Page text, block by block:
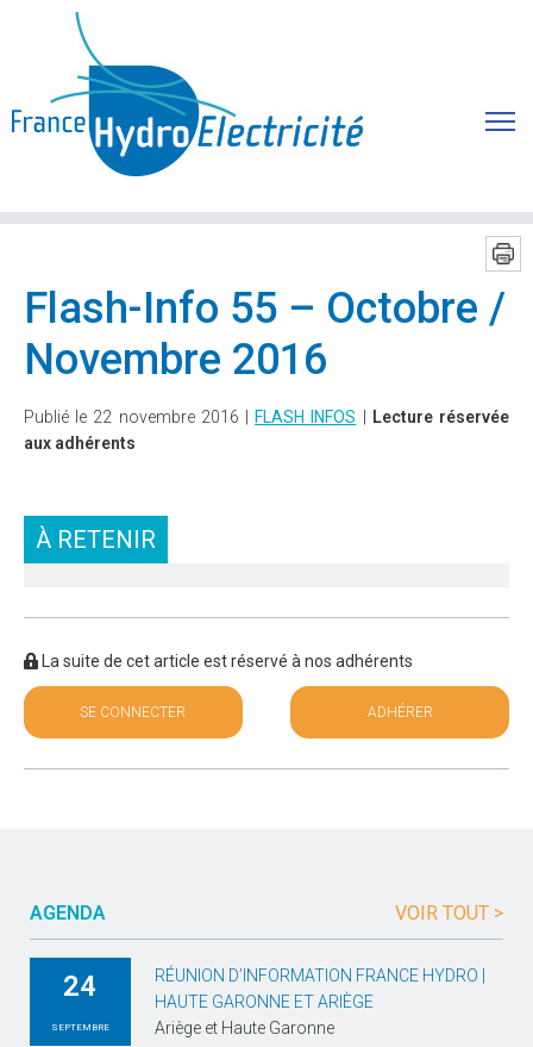
Flash-Info 55 – Octobre /
Novembre 2016
Publié le 22 novembre 2016 | FLASH INFOS
Lecture réservée
aux adhérents
À RETENIR
La suite de cet article est réservé à nos adhérents
SE CONNECTER ADHÉRER
AGENDA VOIR TOUT >
24
SEPTEMBRE
RÉUNION D’INFORMATION FRANCE HYDRO |
HAUTE GARONNE ET ARIÈGE
Ariège et Haute Garonne